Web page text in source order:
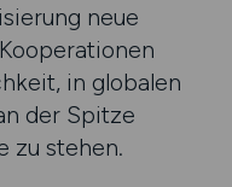
neue
in globalen
der Spitze
zu stehen.